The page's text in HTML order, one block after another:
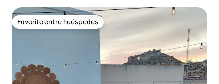
Favorito entre huéspedes
Favorito entre huéspedes